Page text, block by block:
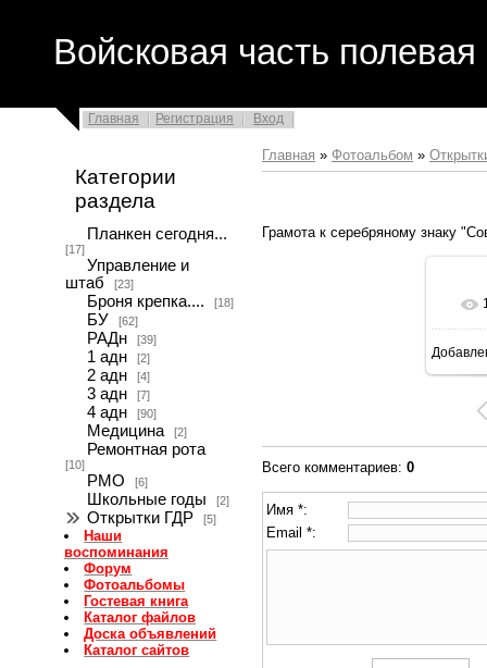
Войсковая часть полевая
Главная Регистрация Вход
Категории
раздела
Планкен сегодня...
[17]
Управление и
штаб
[23]
Броня крепка.... [18]
БУ [62]
РАДн [39]
1 адн [2]
2 адн [4]
3 адн [7]
4 адн [90]
Медицина [2]
Ремонтная рота
[10]
РМО [6]
Школьные годы [2]
Открытки ГДР [5]
Наши
воспоминания
Форум
Фотоальбомы
Гостевая книга
Каталог файлов
Доска объявлений
Каталог сайтов
Главная » Фотоальбом »
Грамота к серебряному знаку
Всего комментариев: 0
Имя *:
Email *: